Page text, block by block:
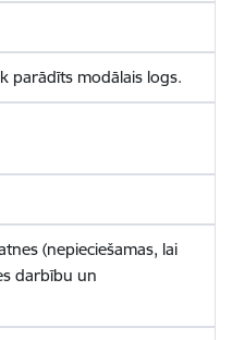
parādīts modālais logs.
(nepieciešamas, lai
darbību un